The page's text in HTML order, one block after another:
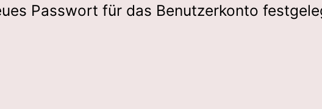
Passwort für das Benutzerkonto